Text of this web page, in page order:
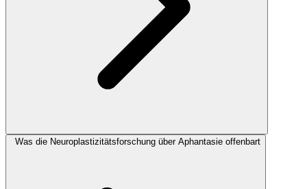
Was die Neuroplastizitätsforschung über Aphantasie offenbart